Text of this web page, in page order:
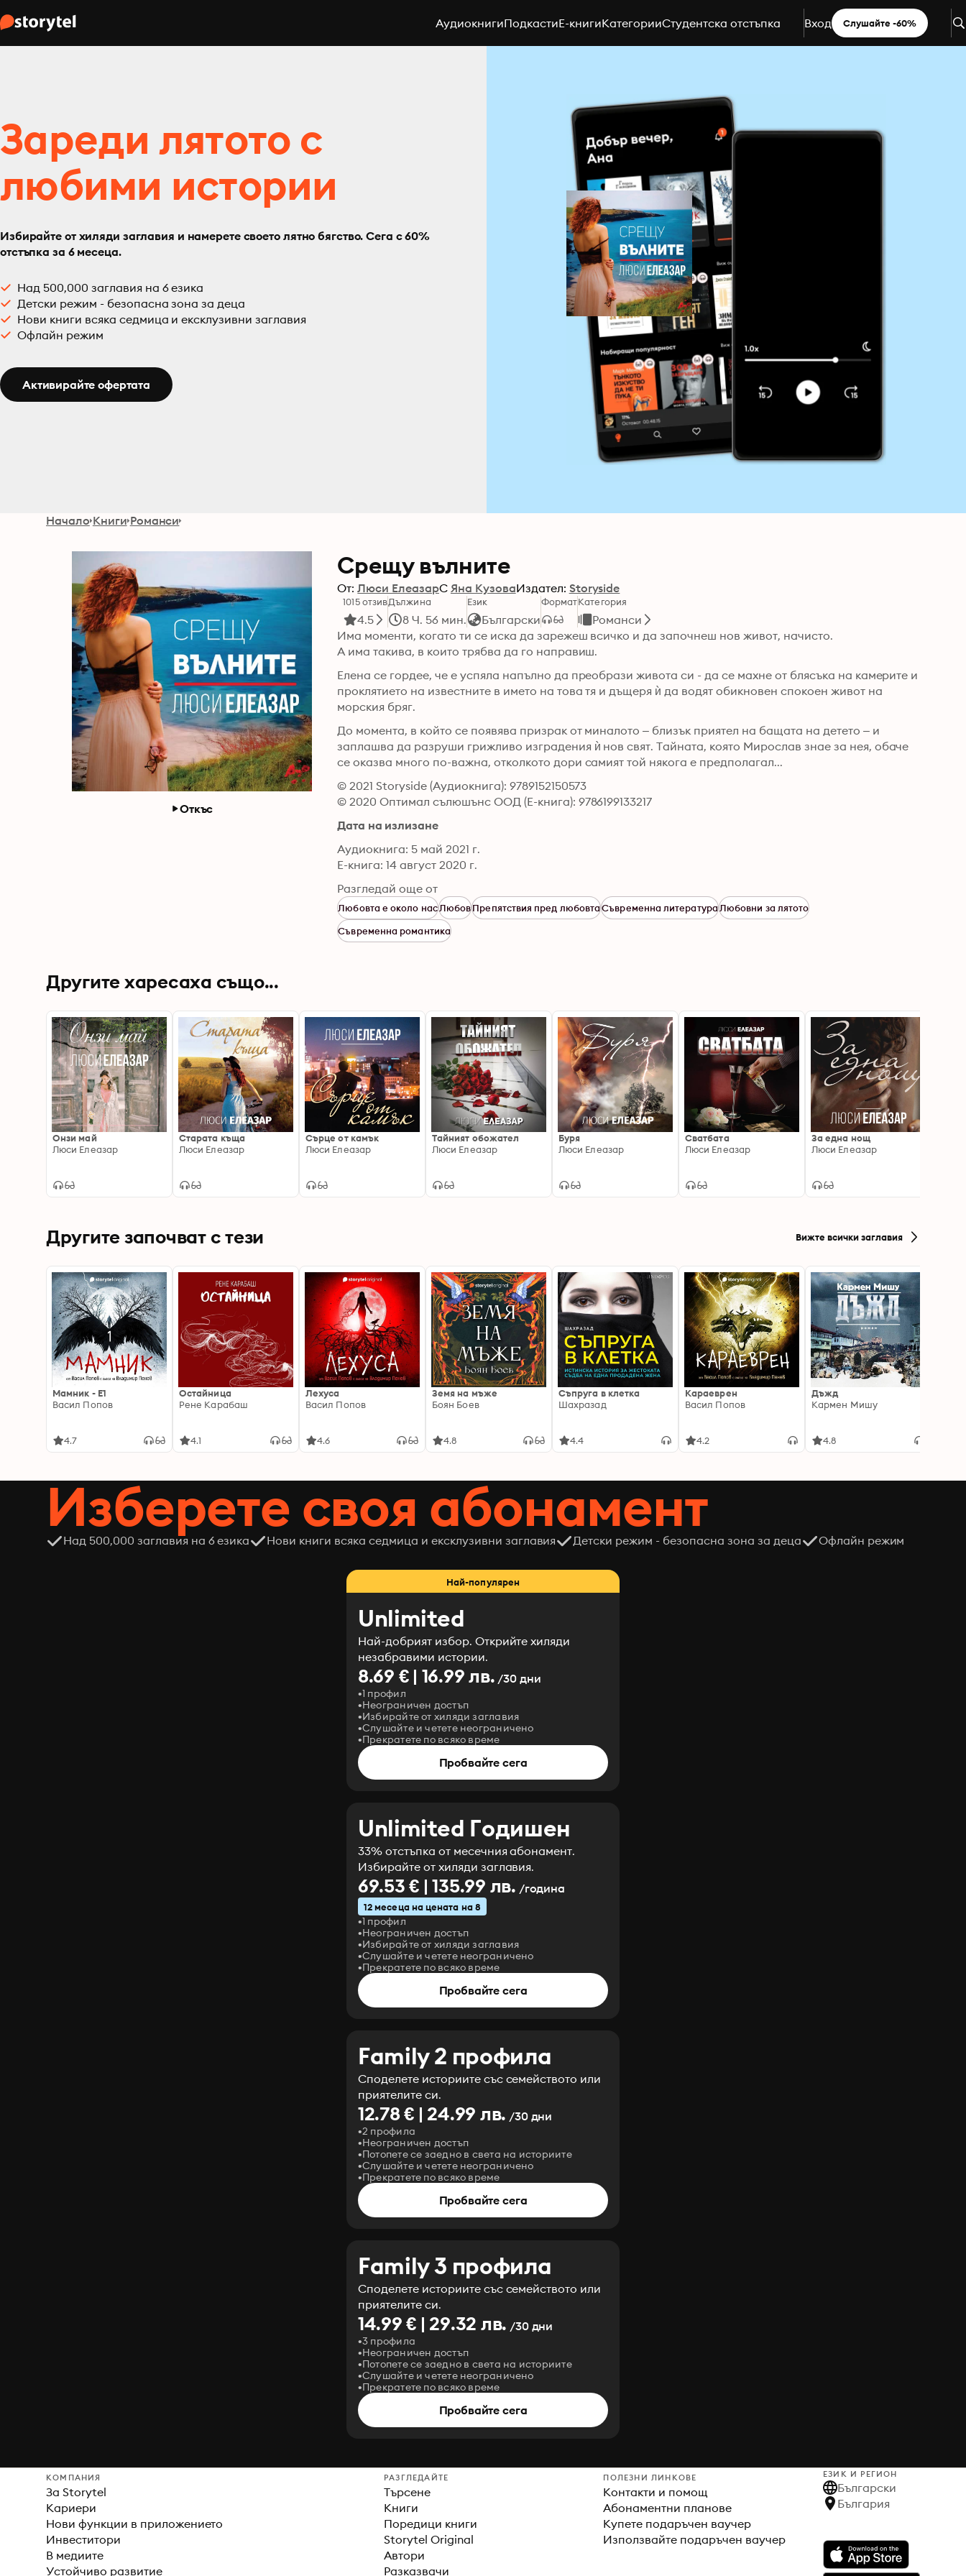
АудиокнигиПодкастиE-книгиКатегорииСтудентска отстъпка Вход Слушайте -60%
Зареди лятото с
любими истории
Избирайте от хиляди заглавия и намерете своето лятно бягство. Сега с 60%
отстъпка за 6 месеца.
Над 500,000 заглавия на 6 езика
Детски режим - безопасна зона за деца
Нови книги всяка седмица и ексклузивни заглавия
Офлайн режим
Активирайте офертата
Начало Книги Романси
Откъс
Срещу вълните
От: Люси ЕлеазарС Яна КузоваИздател: Storyside
1015 отзив
4.5
Дължина
8 Ч. 56 мин.
Език
Български
ФорматКатегория
Романси
Има моменти, когато ти се иска да зарежеш всичко и да започнеш нов живот, начисто.
Елена се гордее, че е успяла напълно да преобрази живота си - да се махне от блясъка на камерите и
проклятието на известните в името на това тя и дъщеря ѝ да водят обикновен спокоен живот на
До момента, в който се появява призрак от миналото – близък приятел на бащата на детето – и
заплашва да разруши грижливо изградения ѝ нов свят. Тайната, която Мирослав знае за нея, обаче
се оказва много по-важна, отколкото дори самият той някога е предполагал...
© 2021 Storyside (Аудиокнига): 9789152150573
© 2020 Оптимал сълюшънс ООД (Е-книга): 9786199133217
Дата на излизане
Аудиокнига: 5 май 2021 г.
Е-книга: 14 август 2020 г.
Разгледай още от
Любовта е около насЛюбовПрепятствия пред любовтаСъвременна литератураЛюбовни за лятото
Съвременна романтика
Другите харесаха също...
Онзи май
Люси Елеазар
Старата къща
Люси Елеазар
Сърце от камък
Люси Елеазар
Тайният обожател
Люси Елеазар
Буря
Люси Елеазар
Сватбата
Люси Елеазар
За една нощ
Люси Елеазар
Другите започват с тези Вижте всички заглавия
Мамник - E1
Васил Попов
4.7
Остайница
Рене Карабаш
4.1
Лехуса
Васил Попов
4.6
Земя на мъже
Боян Боев
4.8
Съпруга в клетка
Шахразад
4.4
Караеврен
Васил Попов
4.2
Дъжд
Кармен Мишу
4.8
Изберете своя абонамент
Над 500,000 заглавия на 6 езика Нови книги всяка седмица и ексклузивни заглавия Детски режим - безопасна зона за деца Офлайн режим
Най-популярен
Unlimited
Най-добрият избор. Открийте хиляди
незабравими истории.
8.69 € | 16.99 лв. /30 дни
1 профил
Неограничен достъп
Избирайте от хиляди заглавия
Слушайте и четете неограничено
Прекратете по всяко време
Пробвайте сега
Unlimited Годишен
33% отстъпка от месечния абонамент.
Избирайте от хиляди заглавия.
69.53 € | 135.99 лв. /година
12 месеца на цената на 8
1 профил
Неограничен достъп
Избирайте от хиляди заглавия
Слушайте и четете неограничено
Прекратете по всяко време
Пробвайте сега
Family 2 профила
Споделете историите със семейството или
приятелите си.
12.78 € | 24.99 лв. /30 дни
2 профила
Неограничен достъп
Потопете се заедно в света на историите
Слушайте и четете неограничено
Прекратете по всяко време
Пробвайте сега
Family 3 профила
Споделете историите със семейството или
приятелите си.
14.99 € | 29.32 лв. /30 дни
3 профила
Неограничен достъп
Потопете се заедно в света на историите
Слушайте и четете неограничено
Прекратете по всяко време
Пробвайте сега
КОМПАНИЯ
За Storytel
Кариери
Нови функции в приложението
Инвеститори
В медиите
Устойчиво развитие
РАЗГЛЕДАЙТЕ
Търсене
Книги
Поредици книги
Storytel Original
Автори
Разказвачи
ПОЛЕЗНИ ЛИНКОВЕ
Контакти и помощ
Абонаментни планове
Купете подаръчен ваучер
Използвайте подаръчен ваучер
ЕЗИК И РЕГИОН
Български
България